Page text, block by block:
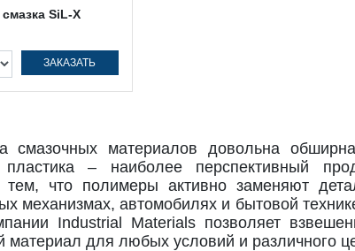
SiL-X
ЗАКАЗАТЬ
смазочных материалов довольна
– наиболее перспективный
тем, что полимеры активно заменяют
механизмах, автомобилях и бытовой
Industrial Materials позволяет
для любых условий и различного